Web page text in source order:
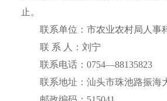
止。
联系单位：市农业农村局人事
联 系 人：刘宁
联系电话：0754—88135823
联系地址：汕头市珠池路振海